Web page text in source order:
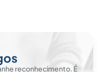
reconhecimento. É